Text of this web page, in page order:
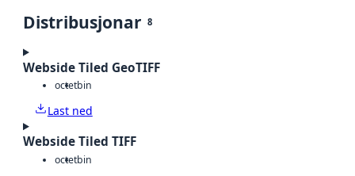
Distribusjonar 8
Webside Tiled GeoTIFF
octetbin
Last ned
Webside Tiled TIFF
octetbin